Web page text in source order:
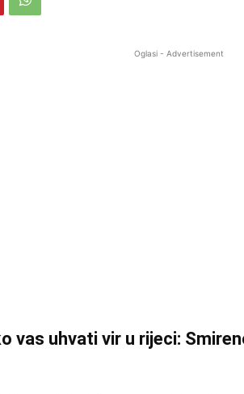
Oglasi - Advertisement
vas uhvati vir u rijeci: